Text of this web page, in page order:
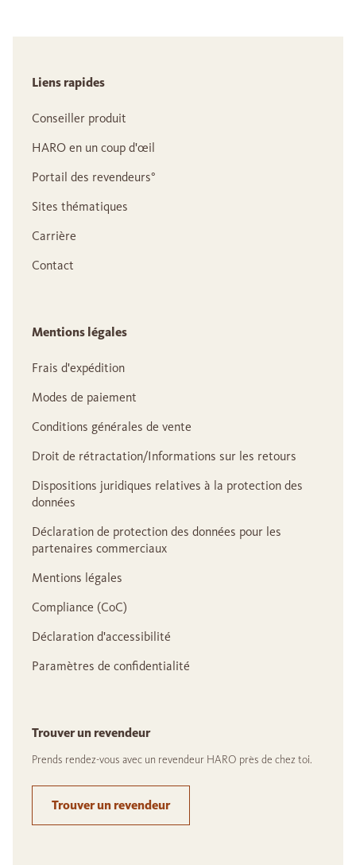
Liens rapides
Conseiller produit
HARO en un coup d'œil
Portail des revendeurs°
Sites thématiques
Carrière
Contact
Mentions légales
Frais d'expédition
Modes de paiement
Conditions générales de vente
Droit de rétractation/Informations sur les retours
Dispositions juridiques relatives à la protection des
données
Déclaration de protection des données pour les
partenaires commerciaux
Mentions légales
Compliance (CoC)
Déclaration d'accessibilité
Paramètres de confidentialité
Trouver un revendeur
Prends rendez-vous avec un revendeur HARO près de chez toi.
Trouver un revendeur